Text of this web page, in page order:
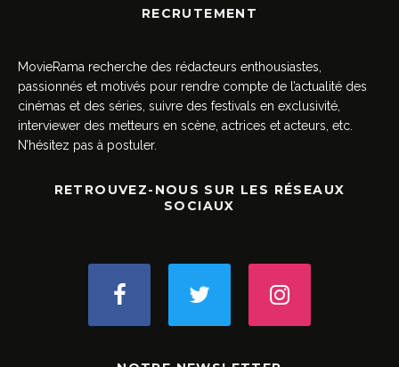
RECRUTEMENT
MovieRama recherche des rédacteurs enthousiastes,
passionnés et motivés pour rendre compte de l’actualité des
cinémas et des séries, suivre des festivals en exclusivité,
interviewer des metteurs en scène, actrices et acteurs, etc.
N’hésitez pas à postuler.
RETROUVEZ-NOUS SUR LES RÉSEAUX
SOCIAUX